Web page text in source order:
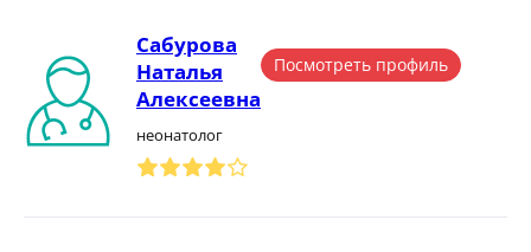
Сабурова
Наталья
Алексеевна
неонатолог
Посмотреть профиль